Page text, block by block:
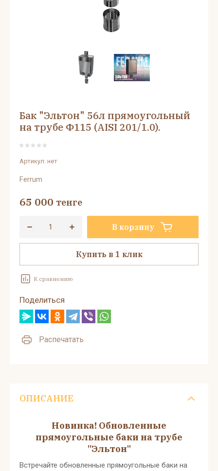
Бак "Эльтон" 56л прямоугольный
на трубе Ф115 (AISI 201/1.0).
Артикул: нет
Ferrum
65 000 тенге
В корзину
Купить в 1 клик
К сравнению
Поделиться
Распечатать
ОПИСАНИЕ
Новинка! Обновленные
прямоугольные баки на трубе
"Эльтон"
Встречайте обновленные прямоугольные баки на